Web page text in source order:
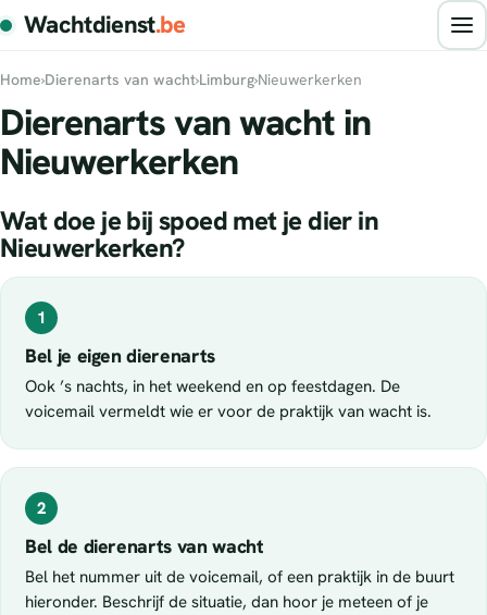
Wachtdienst.be
Home›Dierenarts van wacht›Limburg›Nieuwerkerken
Dierenarts van wacht in
Nieuwerkerken
Wat doe je bij spoed met je dier in
Nieuwerkerken?
1
Bel je eigen dierenarts
Ook ’s nachts, in het weekend en op feestdagen. De
voicemail vermeldt wie er voor de praktijk van wacht is.
2
Bel de dierenarts van wacht
Bel het nummer uit de voicemail, of een praktijk in de buurt
hieronder. Beschrijf de situatie, dan hoor je meteen of je